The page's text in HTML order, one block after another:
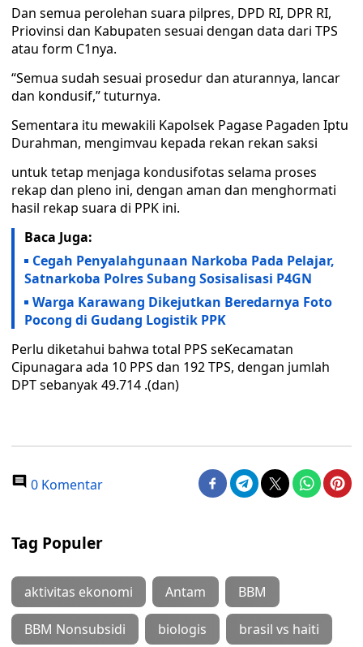
Dan semua perolehan suara pilpres, DPD RI, DPR RI,
Priovinsi dan Kabupaten sesuai dengan data dari TPS
atau form C1nya.
“Semua sudah sesuai prosedur dan aturannya, lancar
dan kondusif,” tuturnya.
Sementara itu mewakili Kapolsek Pagase Pagaden Iptu
Durahman, mengimvau kepada rekan rekan saksi
untuk tetap menjaga kondusifotas selama proses
rekap dan pleno ini, dengan aman dan menghormati
hasil rekap suara di PPK ini.
Baca Juga:
Cegah Penyalahgunaan Narkoba Pada Pelajar,
Satnarkoba Polres Subang Sosisalisasi P4GN
Warga Karawang Dikejutkan Beredarnya Foto
Pocong di Gudang Logistik PPK
Perlu diketahui bahwa total PPS seKecamatan
Cipunagara ada 10 PPS dan 192 TPS, dengan jumlah
DPT sebanyak 49.714 .(dan)
0 Komentar
Tag Populer
aktivitas ekonomi Antam BBM
BBM Nonsubsidi biologis brasil vs haiti